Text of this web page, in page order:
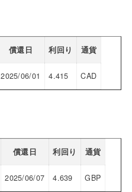
償還日 利回り 通貨
2025/06/01 4.415 CAD
償還日 利回り 通貨
2025/06/07 4.639 GBP